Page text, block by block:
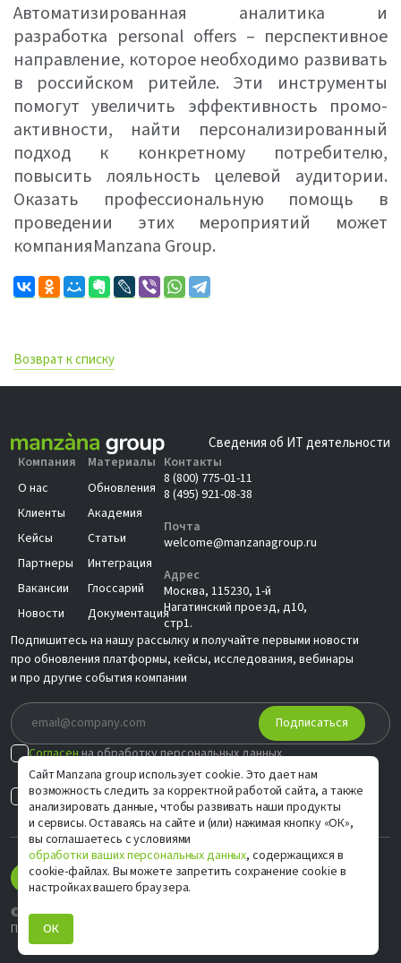
Сайт Manzana group использует cookie. Это дает нам
возможность следить за корректной работой сайта, а также
анализировать данные, чтобы развивать наши продукты
и сервисы. Оставаясь на сайте и (или) нажимая кнопку «ОК»,
вы соглашаетесь с условиями
обработки ваших персональных данных, содержащихся в
cookie-файлах. Вы можете запретить сохранение cookie в
настройках вашего браузера.
ОК
Автоматизированная аналитика и
разработка personal offers – перспективное
направление, которое необходимо развивать
в российском ритейле. Эти инструменты
помогут увеличить эффективность промо-
активности, найти персонализированный
подход к конкретному потребителю,
повысить лояльность целевой аудитории.
Оказать профессиональную помощь в
проведении этих мероприятий может
компанияMаnzana Group.
Возврат к списку
Сведения об ИТ деятельности
Компания
О нас
Клиенты
Кейсы
Партнеры
Вакансии
Новости
Материалы
Обновления
Академия
Статьи
Интеграция
Глоссарий
Документация
Контакты
8 (800) 775-01-11
8 (495) 921-08-38
Почта
welcome@manzanagroup.ru
Адрес
Москва, 115230, 1-й
Нагатинский проезд, д10,
стр1.
Подпишитесь на нашу рассылку и получайте первыми новости
про обновления платформы, кейсы, исследования, вебинары
и про другие события компании
Подписаться
Согласенна обработку персональных данных
в соответствии сПолитикой
Согласен наиндивидуальные предложения
© ООО «М Софт» ИНН 9705083570, 2006–2026
Политика конфиденциальности